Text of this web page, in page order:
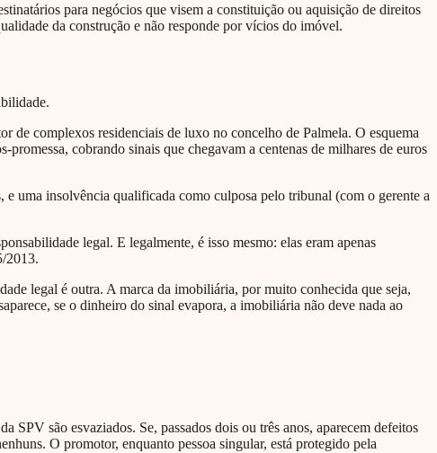
para negócios que visem a constituição ou aquisição de direitos
da construção e não responde por vícios do imóvel.
de complexos residenciais de luxo no concelho de Palmela. O esquema
cobrando sinais que chegavam a centenas de milhares de euros
e uma insolvência qualificada como culposa pelo tribunal (com o gerente a
legal. E legalmente, é isso mesmo: elas eram apenas
2013.
legal é outra. A marca da imobiliária, por muito conhecida que seja,
se o dinheiro do sinal evapora, a imobiliária não deve nada ao
são esvaziados. Se, passados dois ou três anos, aparecem defeitos
O promotor, enquanto pessoa singular, está protegido pela